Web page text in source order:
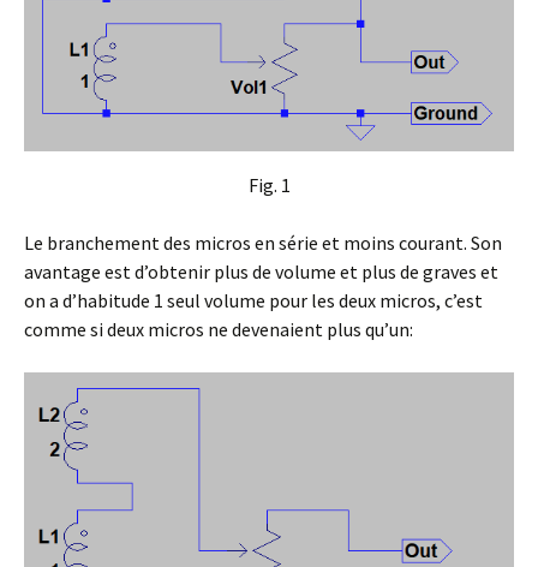
Fig. 1
Le branchement des micros en série et moins courant. Son
avantage est d’obtenir plus de volume et plus de graves et
on a d’habitude 1 seul volume pour les deux micros, c’est
comme si deux micros ne devenaient plus qu’un: